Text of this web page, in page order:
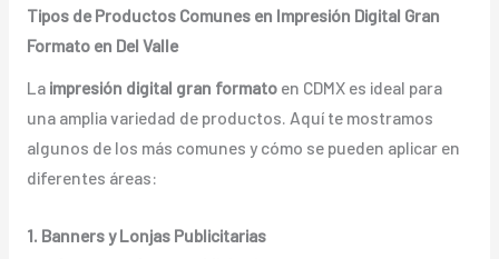
Tipos de Productos Comunes en Impresión Digital Gran
Formato en Del Valle
La impresión digital gran formatoen CDMX es ideal para
una amplia variedad de productos. Aquí te mostramos
algunos de los más comunes y cómo se pueden aplicar en
diferentes áreas:
1. Banners y Lonjas Publicitarias